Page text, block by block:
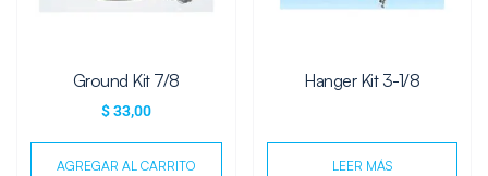
Ground Kit 7/8
$33,00
AGREGAR AL CARRITO
Hanger Kit 3-1/8
LEER MÁS